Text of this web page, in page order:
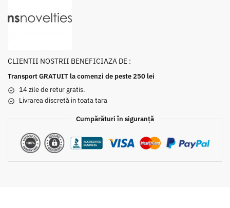
CLIENTII NOSTRII BENEFICIAZA DE :
Transport GRATUIT la comenzi de peste 250 lei
14 zile de retur gratis.
Livrarea discretă in toata tara
Cumpărături în siguranță